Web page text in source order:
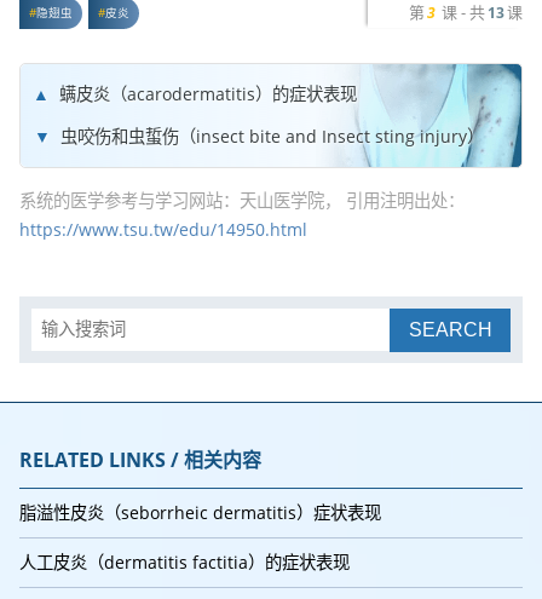
隐翅虫 皮炎 第 3 课 - 共 13课
螨皮炎（acarodermatitis）的症状表现
虫咬伤和虫蜇伤（insect bite and Insect sting injury）
系统的医学参考与学习网站：天山医学院， 引用注明出处：
https://www.tsu.tw/edu/14950.html
SEARCH
RELATED LINKS / 相关内容
脂溢性皮炎（seborrheic dermatitis）症状表现
人工皮炎（dermatitis factitia）的症状表现